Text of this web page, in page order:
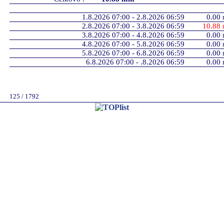
1.8.2026 07:00 - 2.8.2026 06:59
0.00
2.8.2026 07:00 - 3.8.2026 06:59
10.88
3.8.2026 07:00 - 4.8.2026 06:59
0.00
4.8.2026 07:00 - 5.8.2026 06:59
0.00
5.8.2026 07:00 - 6.8.2026 06:59
0.00
6.8.2026 07:00 - .8.2026 06:59
0.00
125 / 1792